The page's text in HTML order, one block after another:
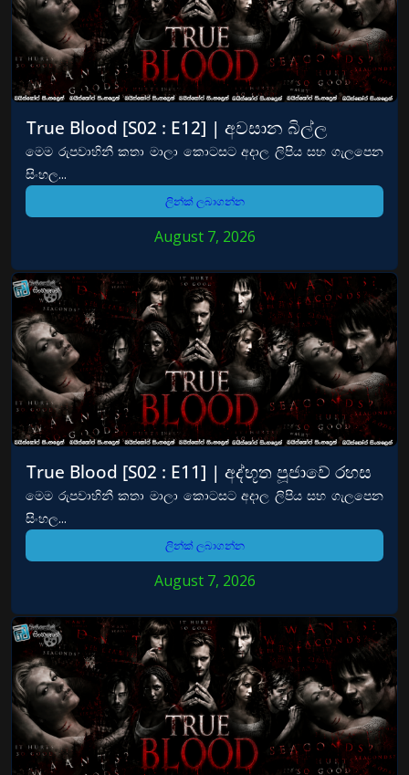
True Blood [S02 : E12] | අවසාන බිල්ල
මෙම රුපවාහිනී කතා මාලා කොටසට අදාල ලිපිය සහ ගැලපෙන
සිංහල...
ලින්ක් ලබාගන්න
August 7, 2026
True Blood [S02 : E11] | අද්භූත පූජාවේ රහස
මෙම රුපවාහිනී කතා මාලා කොටසට අදාල ලිපිය සහ ගැලපෙන
සිංහල...
ලින්ක් ලබාගන්න
August 7, 2026